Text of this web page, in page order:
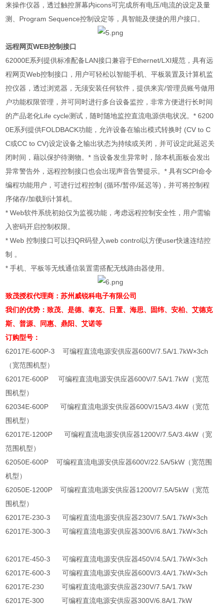
来操作仪器，透过触控屏幕内icons可完成所有电压/电流的设定及量
测、 Program Sequence控制设定等，具智能及便捷的用户接口。
远程网页WEB控制接口
62000E系列提供标准配备LAN接口兼容于Ethernet/LXI规范，具有远
程网页Web控制接口，用户可轻松以智能手机、平板装置及计算机监
控仪器，透过浏览器，无须安装任何软件，提供来宾/管理员账号做用
户功能权限管理，并可同时进行多台设备监控，非常方便进行长时间
的产品老化Life cycle测试，随时随地监控直流电源供电状况。* 6200
0E系列提供FOLDBACK功能，允许设备在输出模式转换时 (CV to C
C或CC to CV)设定设备之输出状态为持续或关闭，并可设定此延迟关
闭时间，藉以保护待测物。* 当设备发生异常时，除本机面板会发出
异常警告外，远程控制接口也会出现声音告警提示。*具有SCPI命令
编程功能用户，可进行过程控制 (循环/暂停/延迟等) ，并可将控制程
序储存/加载到计算机。
* Web软件系统初始仅为监视功能，考虑远程控制安全性，用户需输
入密码开启控制权限。
* Web控制接口可以扫QR码登入web control以方便user快速连结控
制 。
*手机、平板等无线通信装置需搭配无线路由器使用。
致茂授权代理商：苏州威锐科电子有限公司
我们的优势：致茂、是德、泰克、日置、海思、固纬、安柏、艾德克
斯、普源、同惠、鼎阳、艾诺等
订购型号：
62017E-600P-3
可编程直流电源安供应器600V/7.5A/1.7kW×3ch
（宽范围机型）
62017E-600P
可编程直流电源安供应器600V/7.5A/1.7kW （宽范
围机型）
62034E-600P
可编程直流电源安供应器600V/15A/3.4kW （宽范
围机型）
62017E-1200P
可编程直流电源安供应器1200V/7.5A/3.4kW （宽
范围机型）
62050E-600P
可编程直流电源安供应器600V/22.5A/5kW （宽范围
机型）
62050E-1200P
可编程直流电源安供应器1200V/7.5A/5kW （宽范
围机型）
62017E-230-3
可编程直流电源安供应器230V/7.5A/1.7kW×3ch
62017E-300-3
可编程直流电源安供应器300V/6.8A/1.7kW×3ch
62017E-450-3 可编程直流电源安供应器450V/4.5A/1.7kW×3ch
62017E-600-3
可编程直流电源安供应器600V/3.4A/1.7kW×3ch
62017E-230
可编程直流电源安供应器230V/7.5A/1.7kW
62017E-300
可编程直流电源安供应器300V/6.8A/1.7kW